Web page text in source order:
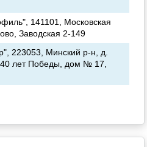
141101, Московская
Заводская 2-149
223053, Минский р-н, д.
лет Победы, дом № 17,